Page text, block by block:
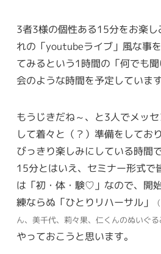
3者3様の個性ある15分をお楽
れの「youtubeライブ」風な事
てみるという1時間の「何でも
会のような時間を予定しています
もうじきだね～、と3人でメッ
して着々と（？）準備をしてお
びっきり楽しみにしている時間で
15分とはいえ、セミナー形式で
は「初・体・験♡」なので、開
練ならぬ「ひとりリハーサル」
ん、美千代、莉々果、仁くんのぬいぐる
やっておこうと思います。